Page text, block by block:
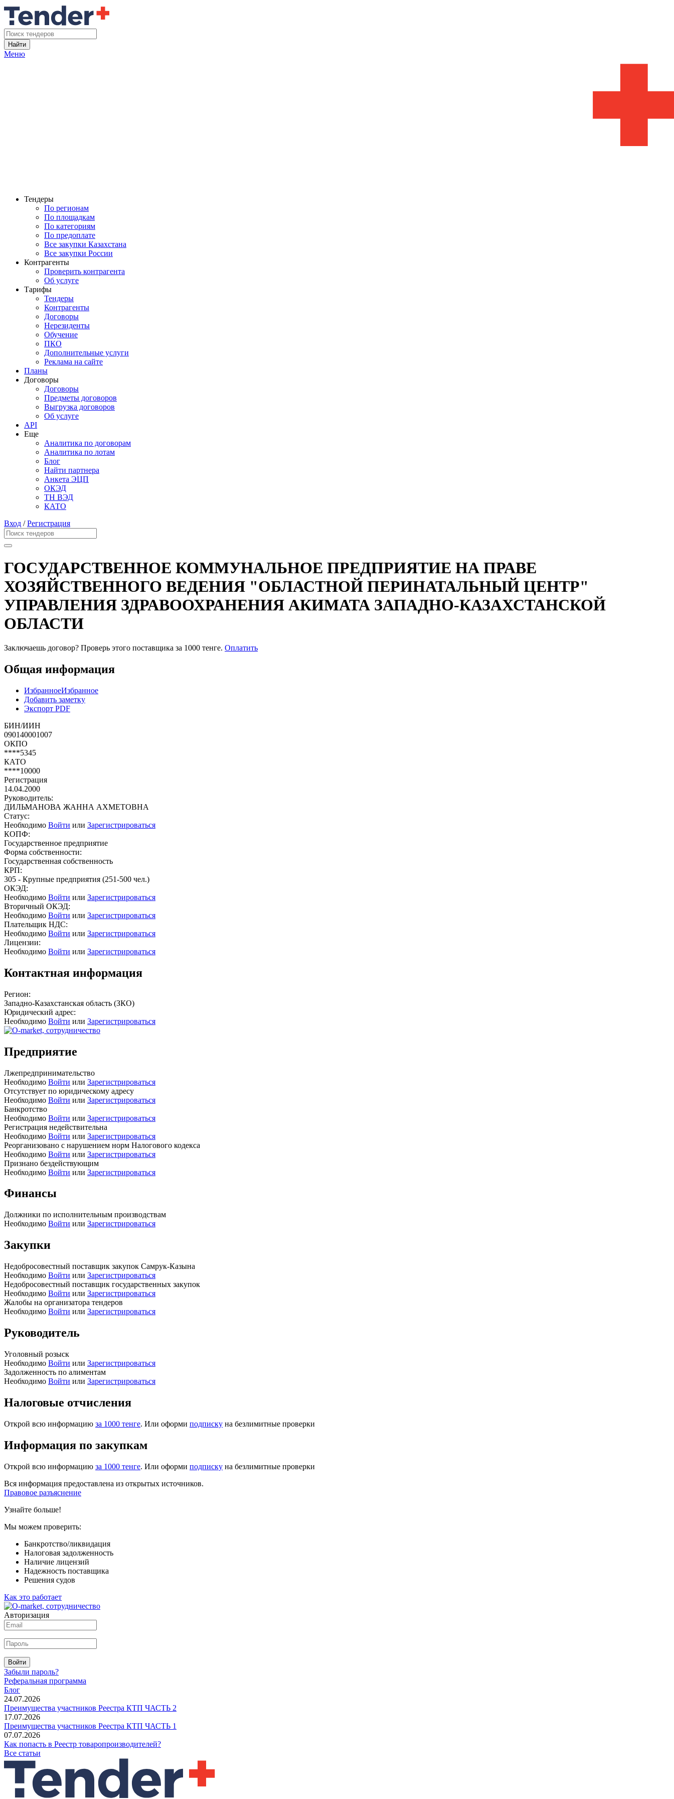
Найти
Меню
Тендеры
По регионам
По площадкам
По категориям
По предоплате
Все закупки Казахстана
Все закупки России
Контрагенты
Проверить контрагента
Об услуге
Тарифы
Тендеры
Контрагенты
Договоры
Нерезиденты
Обучение
ПКО
Дополнительные услуги
Реклама на сайте
Планы
Договоры
Договоры
Предметы договоров
Выгрузка договоров
Об услуге
API
Еще
Аналитика по договорам
Аналитика по лотам
Блог
Найти партнера
Анкета ЭЦП
ОКЭД
ТН ВЭД
КАТО
Вход /Регистрация
ГОСУДАРСТВЕННОЕ КОММУНАЛЬНОЕ ПРЕДПРИЯТИЕ НА ПРАВЕ
ХОЗЯЙСТВЕННОГО ВЕДЕНИЯ "ОБЛАСТНОЙ ПЕРИНАТАЛЬНЫЙ ЦЕНТР"
УПРАВЛЕНИЯ ЗДРАВООХРАНЕНИЯ АКИМАТА ЗАПАДНО-КАЗАХСТАНСКОЙ
ОБЛАСТИ
Заключаешь договор? Проверь этого поставщика за 1000 тенге. Оплатить
Общая информация
ИзбранноеИзбранное
Добавить заметку
Экспорт PDF
БИН/ИИН
090140001007
ОКПО
****5345
КАТО
****10000
Регистрация
14.04.2000
Руководитель:
ДИЛЬМАНОВА ЖАННА АХМЕТОВНА
Статус:
Необходимо Войти или Зарегистрироваться
КОПФ:
Государственное предприятие
Форма собственности:
Государственная собственность
КРП:
305 - Крупные предприятия (251-500 чел.)
ОКЭД:
Необходимо Войти или Зарегистрироваться
Вторичный ОКЭД:
Необходимо Войти или Зарегистрироваться
Плательщик НДС:
Необходимо Войти или Зарегистрироваться
Лицензии:
Необходимо Войти или Зарегистрироваться
Контактная информация
Регион:
Западно-Казахстанская область (ЗКО)
Юридический адрес:
Необходимо Войти или Зарегистрироваться
Предприятие
Лжепредпринимательство
Необходимо Войти или Зарегистрироваться
Отсутствует по юридическому адресу
Необходимо Войти или Зарегистрироваться
Банкротство
Необходимо Войти или Зарегистрироваться
Регистрация недействительна
Необходимо Войти или Зарегистрироваться
Реорганизовано с нарушением норм Налогового кодекса
Необходимо Войти или Зарегистрироваться
Признано бездействующим
Необходимо Войти или Зарегистрироваться
Финансы
Должники по исполнительным производствам
Необходимо Войти или Зарегистрироваться
Закупки
Недобросовестный поставщик закупок Самрук-Казына
Необходимо Войти или Зарегистрироваться
Недобросовестный поставщик государственных закупок
Необходимо Войти или Зарегистрироваться
Жалобы на организатора тендеров
Необходимо Войти или Зарегистрироваться
Руководитель
Уголовный розыск
Необходимо Войти или Зарегистрироваться
Задолженность по алиментам
Необходимо Войти или Зарегистрироваться
Налоговые отчисления
Открой всю информацию за 1000 тенге. Или оформи подписку на безлимитные проверки
Информация по закупкам
Открой всю информацию за 1000 тенге. Или оформи подписку на безлимитные проверки
Вся информация предоставлена из открытых источников.
Правовое разъяснение
Узнайте больше!
Мы можем проверить:
Банкротство/ликвидация
Налоговая задолженность
Наличие лицензий
Надежность поставщика
Решения судов
Как это работает
Авторизация
Войти
Забыли пароль?
Реферальная программа
Блог
24.07.2026
Преимущества участников Реестра КТП ЧАСТЬ 2
17.07.2026
Преимущества участников Реестра КТП ЧАСТЬ 1
07.07.2026
Как попасть в Реестр товаропроизводителей?
Все статьи